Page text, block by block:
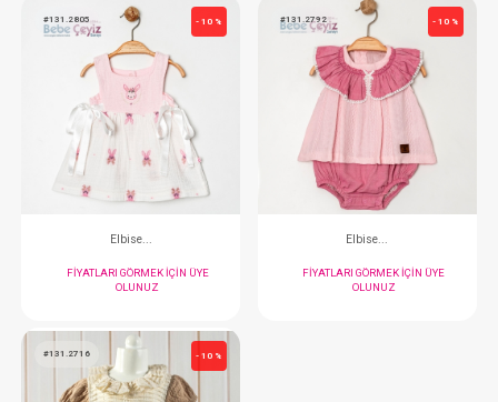
Takım...2li
FIYATLARI GÖRMEK IÇIN ÜYE
OLUNUZ
FIYATLARI
#131.2805 #131.2792